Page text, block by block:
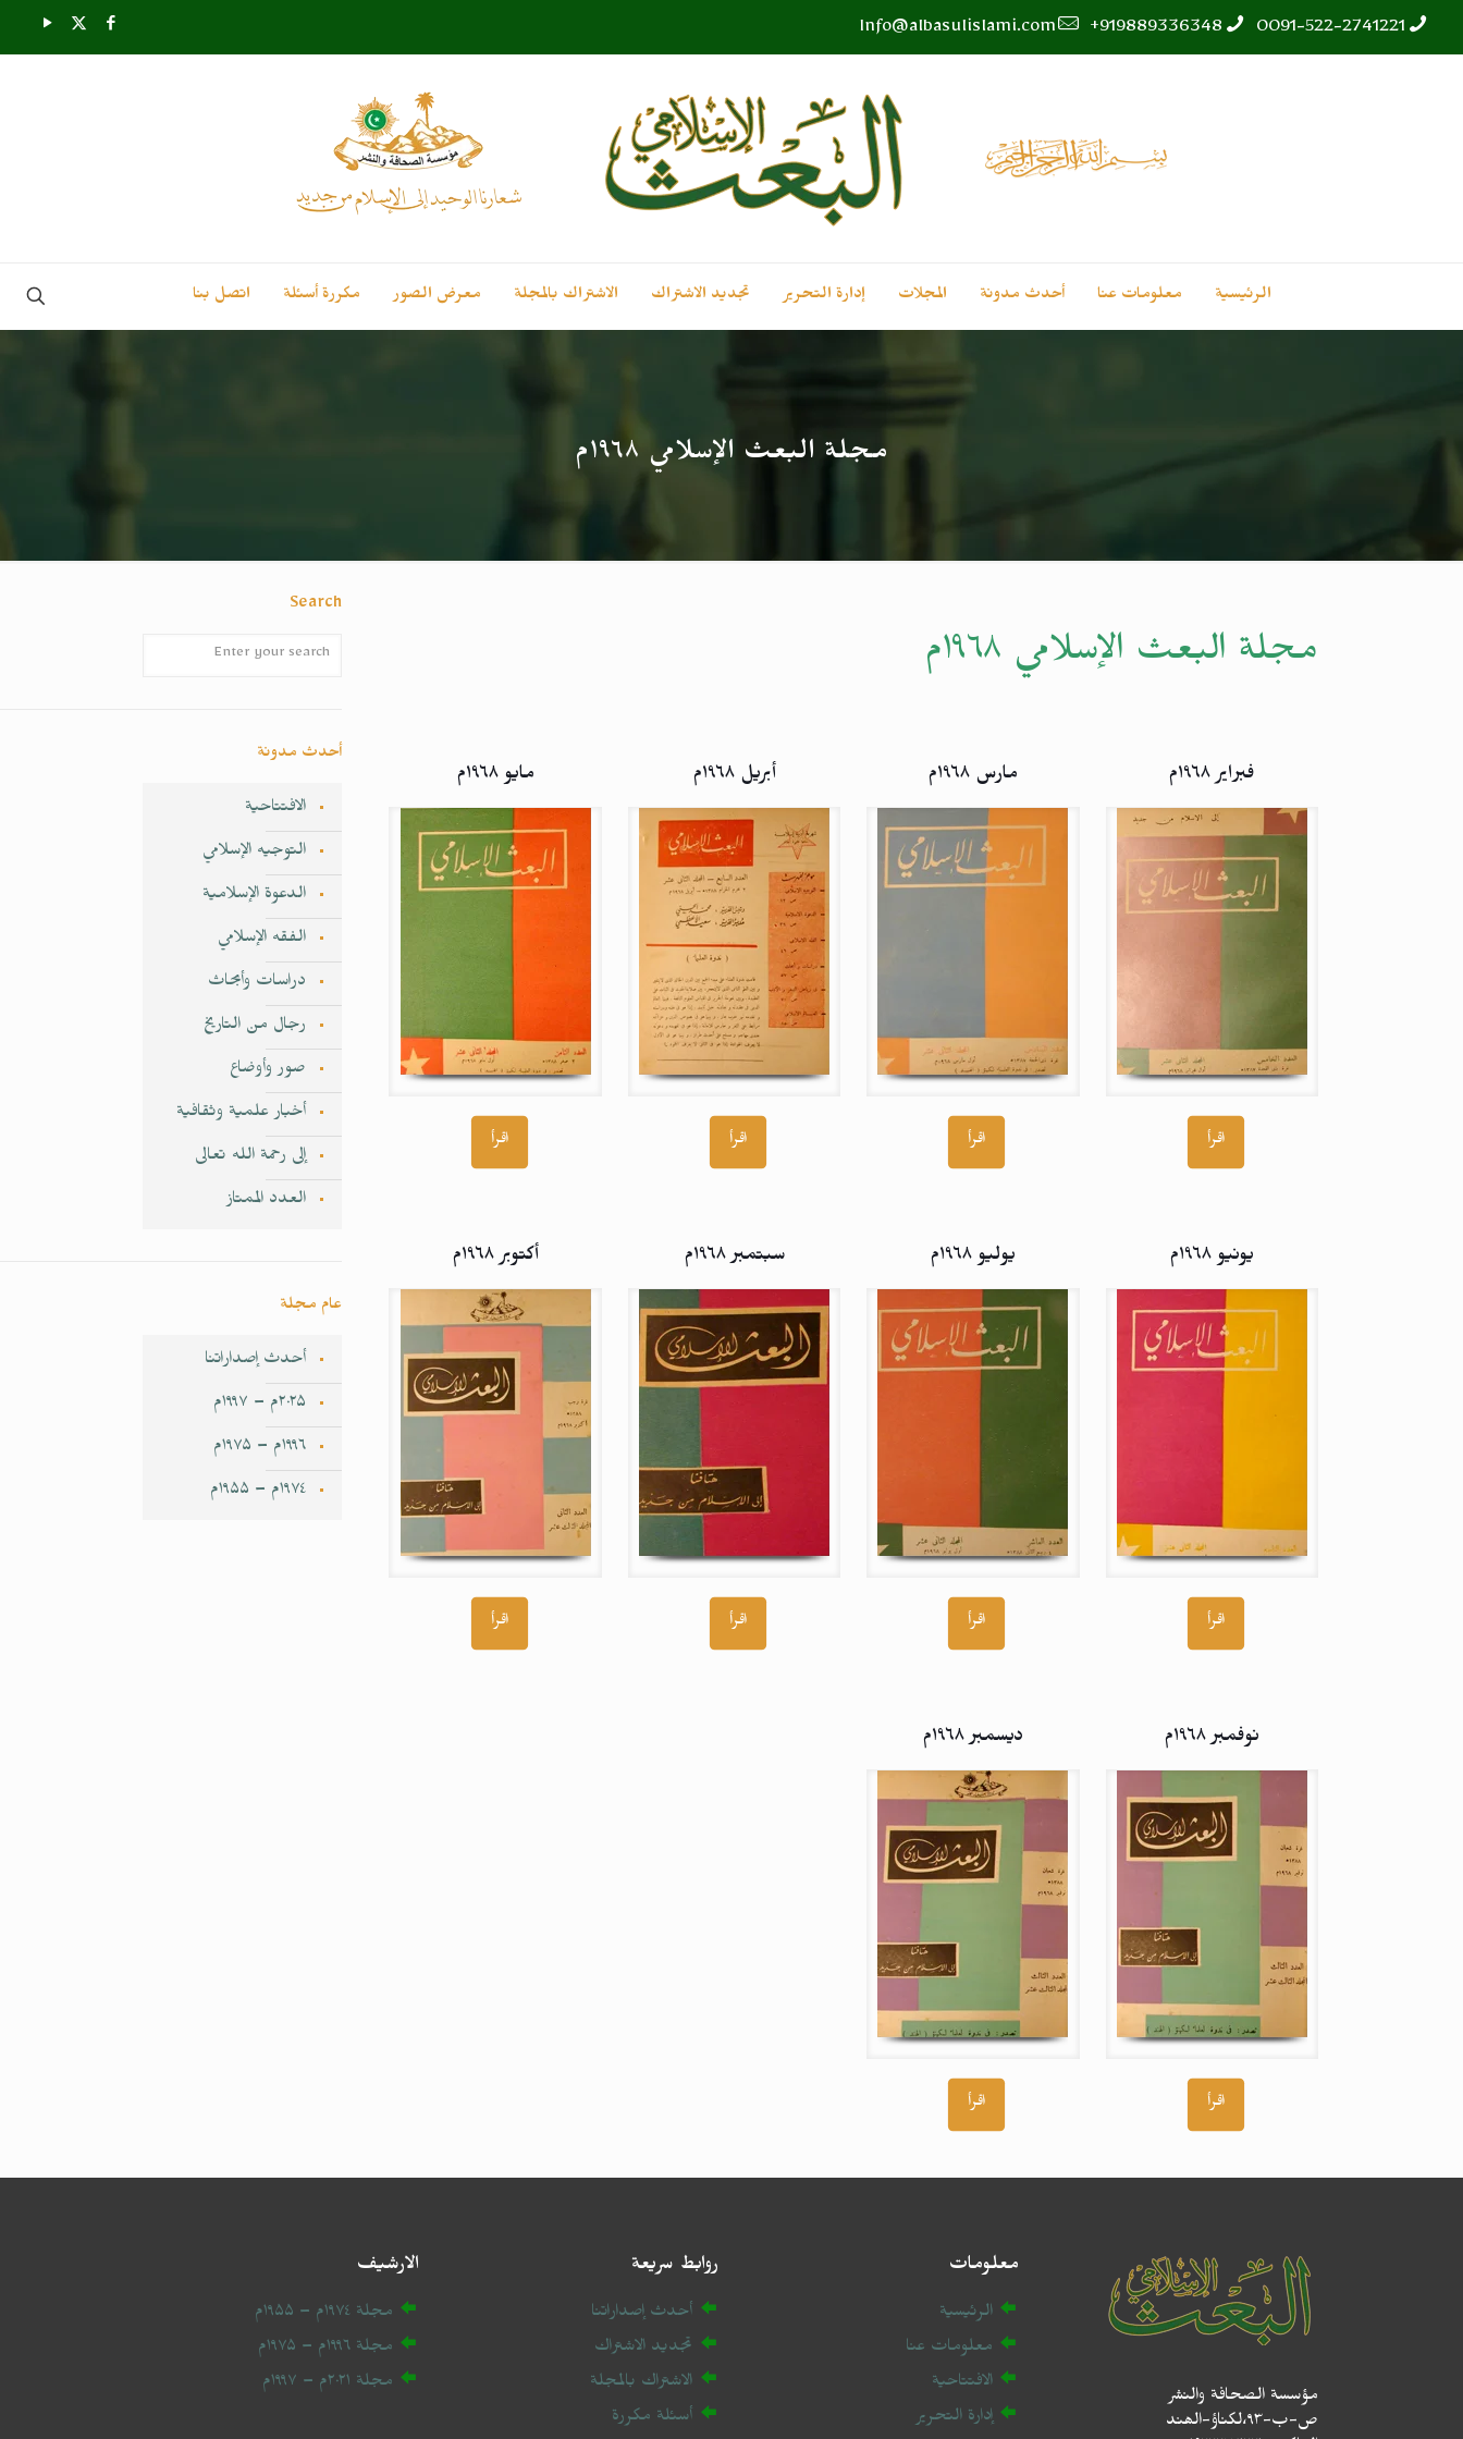
0091-522-2741221
919889336348+
Info@albasulislami.com
الرئيسية معلومات عنا أحدث مدونة المجلات إدارة التحرير تجديد الاشتراك الاشتراك بالمجلة معرض الصور مكررة أسئلة اتصل بنا
مجلة البعث الإسلامي ۱۹٦۸م
مجلة البعث الإسلامي ۱۹٦۸م
فبراير ۱۹٦۸م
اقرأ
مارس ۱۹٦۸م
اقرأ
أبريل ۱۹٦۸م
اقرأ
مايو ۱۹٦۸م
اقرأ
يونيو ۱۹٦۸م
اقرأ
يوليو ۱۹٦۸م
اقرأ
سبتمبر ۱۹٦۸م
اقرأ
أكتوبر ۱۹٦۸م
اقرأ
نوفمبر ۱۹٦۸م
اقرأ
ديسمبر ۱۹٦۸م
اقرأ
Search
أحدث مدونة
الافتتاحية
التوجيه الإسلامي
الدعوة الإسلامية
الفقه الإسلامي
دراسات وأبحاث
رجال من التاريخ
صور وأوضاع
أخبار علمية وثقافية
إلى رحمة الله تعالى
العدد الممتاز
عام مجلة
أحدث إصداراتنا
۲۰۲۵م – ۱۹۹۷م
۱۹۹٦م – ۱۹۷۵م
۱۹۷٤م – ۱۹۵۵م
مؤسسة الصحافة والنشر
ص-ب-۹۳،لکناؤ-الھند
معلومات
الرئيسية
معلومات عنا
الافتتاحية
إدارة التحرير
روابط سريعة
أحدث إصداراتنا
تجديد الاشتراك
الاشتراك بالمجلة
أسئلة مكررة
الارشيف
مجلة ۱۹۷٤م – ۱۹۵۵م
مجلة ۱۹۹٦م – ۱۹۷۵م
مجلة ۲۰ ۲۱ م – ۱۹۹۷م